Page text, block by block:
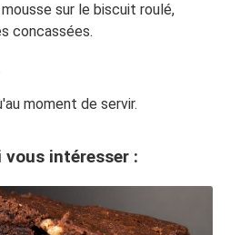
sur le biscuit roulé,
concassées.
moment de servir.
intéresser :